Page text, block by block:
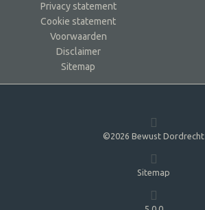
Privacy statement
Cookie statement
Voorwaarden
Disclaimer
Sitemap
©2026 Bewust Dordrecht
Sitemap